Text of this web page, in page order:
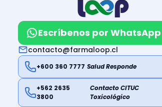
Escríbenos por WhatsApp
contacto@farmaloop.cl
+600 360 7777 Salud Responde
+562 2635
3800
Contacto CITUC
Toxicológico